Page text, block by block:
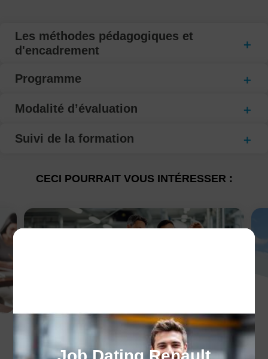
Les méthodes pédagogiques et
d'encadrement
Programme
Modalité d’évaluation
Suivi de la formation
CECI POURRAIT VOUS INTÉRESSER :
Les avantages de